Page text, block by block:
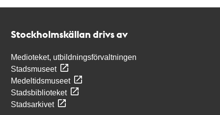
Stockholmskällan drivs av
Medioteket, utbildningsförvaltningen
Stadsmuseet
Medeltidsmuseet
Stadsbiblioteket
Stadsarkivet